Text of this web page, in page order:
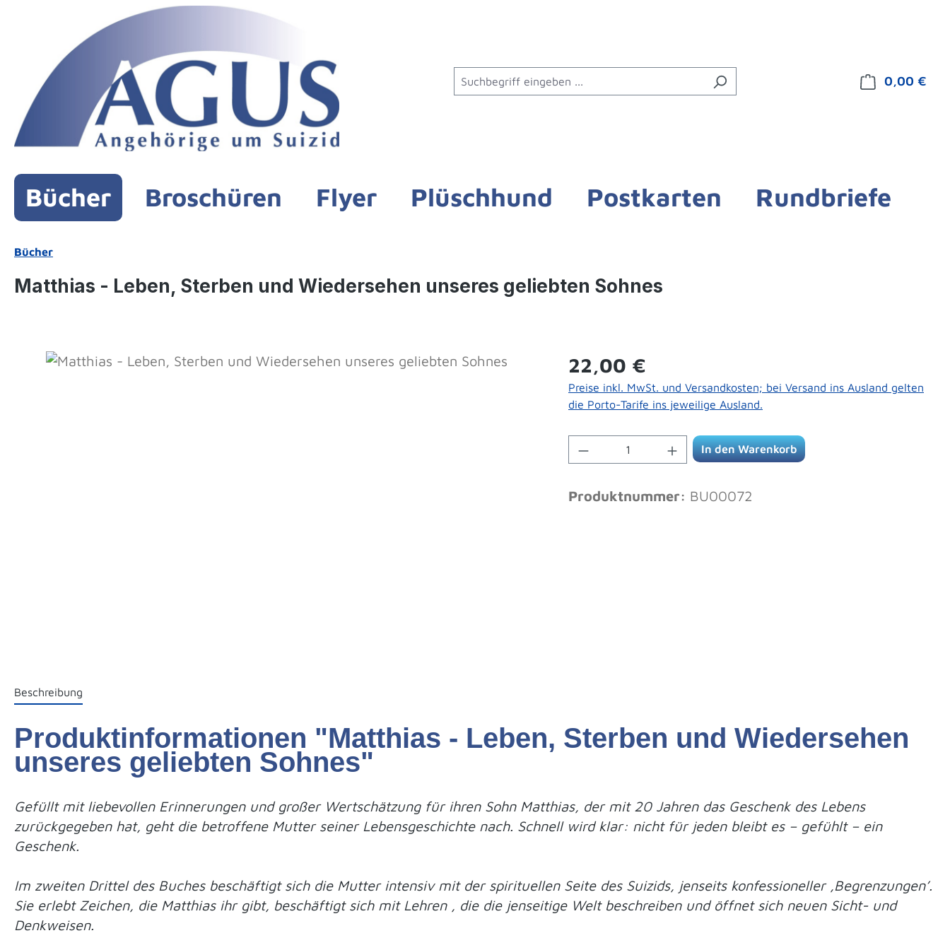
Hauptinhalt springen
Zur Suche springen
Zur Hauptnavigation springen
0,00 €
Bücher Broschüren Flyer Plüschhund Postkarten Rundbriefe
Bücher
Matthias - Leben, Sterben und Wiedersehen unseres geliebten Sohnes
Bildergalerie überspringen Regulärer Preis:
22,00 €
Preise inkl. MwSt. und Versandkosten; bei Versand ins Ausland gelten
die Porto-Tarife ins jeweilige Ausland.
Produkt Anzahl: Gib den gewünschten Wert
In den Warenkorb
Produktnummer: BU00072
Beschreibung
Produktinformationen "Matthias - Leben, Sterben und Wiedersehen
unseres geliebten Sohnes"
Gefüllt mit liebevollen Erinnerungen und großer Wertschätzung für ihren Sohn Matthias, der mit 20 Jahren das Geschenk des Lebens
zurückgegeben hat, geht die betroffene Mutter seiner Lebensgeschichte nach. Schnell wird klar: nicht für jeden bleibt es – gefühlt – ein
Geschenk.
Im zweiten Drittel des Buches beschäftigt sich die Mutter intensiv mit der spirituellen Seite des Suizids, jenseits konfessioneller ‚Begrenzungen’.
Sie erlebt Zeichen, die Matthias ihr gibt, beschäftigt sich mit Lehren , die die jenseitige Welt beschreiben und öffnet sich neuen Sicht- und
Denkweisen.